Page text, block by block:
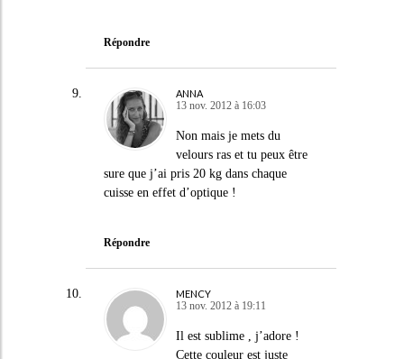
Répondre
ANNA
13 nov. 2012 à 16:03
Non mais je mets du
velours ras et tu peux être
sure que j’ai pris 20 kg dans chaque
cuisse en effet d’optique !
Répondre
MENCY
13 nov. 2012 à 19:11
Il est sublime , j’adore !
Cette couleur est juste